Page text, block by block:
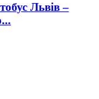
Львів –